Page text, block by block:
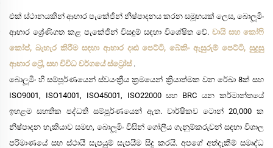
එක් ස්ථානයකින් ආහාර පැකේජින් නිෂ්පාදනය කරන සමූහයක් ලෙස, බොලූමිං
ආහාර ශ්‍රේණිගත කළ පැකේජින් විසඳුම් සඳහා විශේෂිත වේ. චායි සහ කෝෆි
කෝප්, බැහැර කිරීම සඳහා ආහාර දෘඪ පෙට්ටි, බේකිං ඇසුරුම් පෙට්ටි, සුදුසු
ආහාර ට්‍රේ, සහ විවිධ වර්ගයේ ස්ට්‍රෝස් .
බොලූමිං හි සම්පූර්ණයෙන් ස්වයංක්‍රීය ක්‍රමයෙන් ක්‍රියාත්මක වන රේඛා 8ක් සහ
ISO9001, ISO14001, ISO45001, ISO22000 සහ BRC යන කර්මාන්තයේ
ඉහළම සහතික පද්ධති සම්පූර්ණයෙන් ඇත. වාර්ෂිකව ටොන් 20,000 ක
නිෂ්පාදන හැකියාව සමඟ, බොලූමිං විසින් ගෝලීය ගැනුම්කරුවන් සඳහා විශාල
පරිමාණයේ සහ ස්ථායී සැපයුම් සැපයීම සිදු කරයි. අපගේ අත්දැකීම් සමෘද්ධ